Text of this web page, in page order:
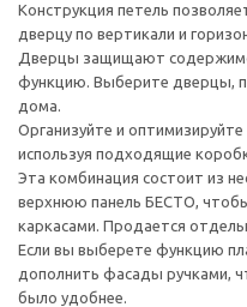
Конструкция петель
дверцу по вертикали и
Дверцы защищают
функцию. Выберите дверцы,
дома.
Организуйте и
используя подходящие
Эта комбинация состоит из
верхнюю панель БЕСТО,
каркасами. Продается
Если вы выберете функцию
дополнить фасады
было удобнее.